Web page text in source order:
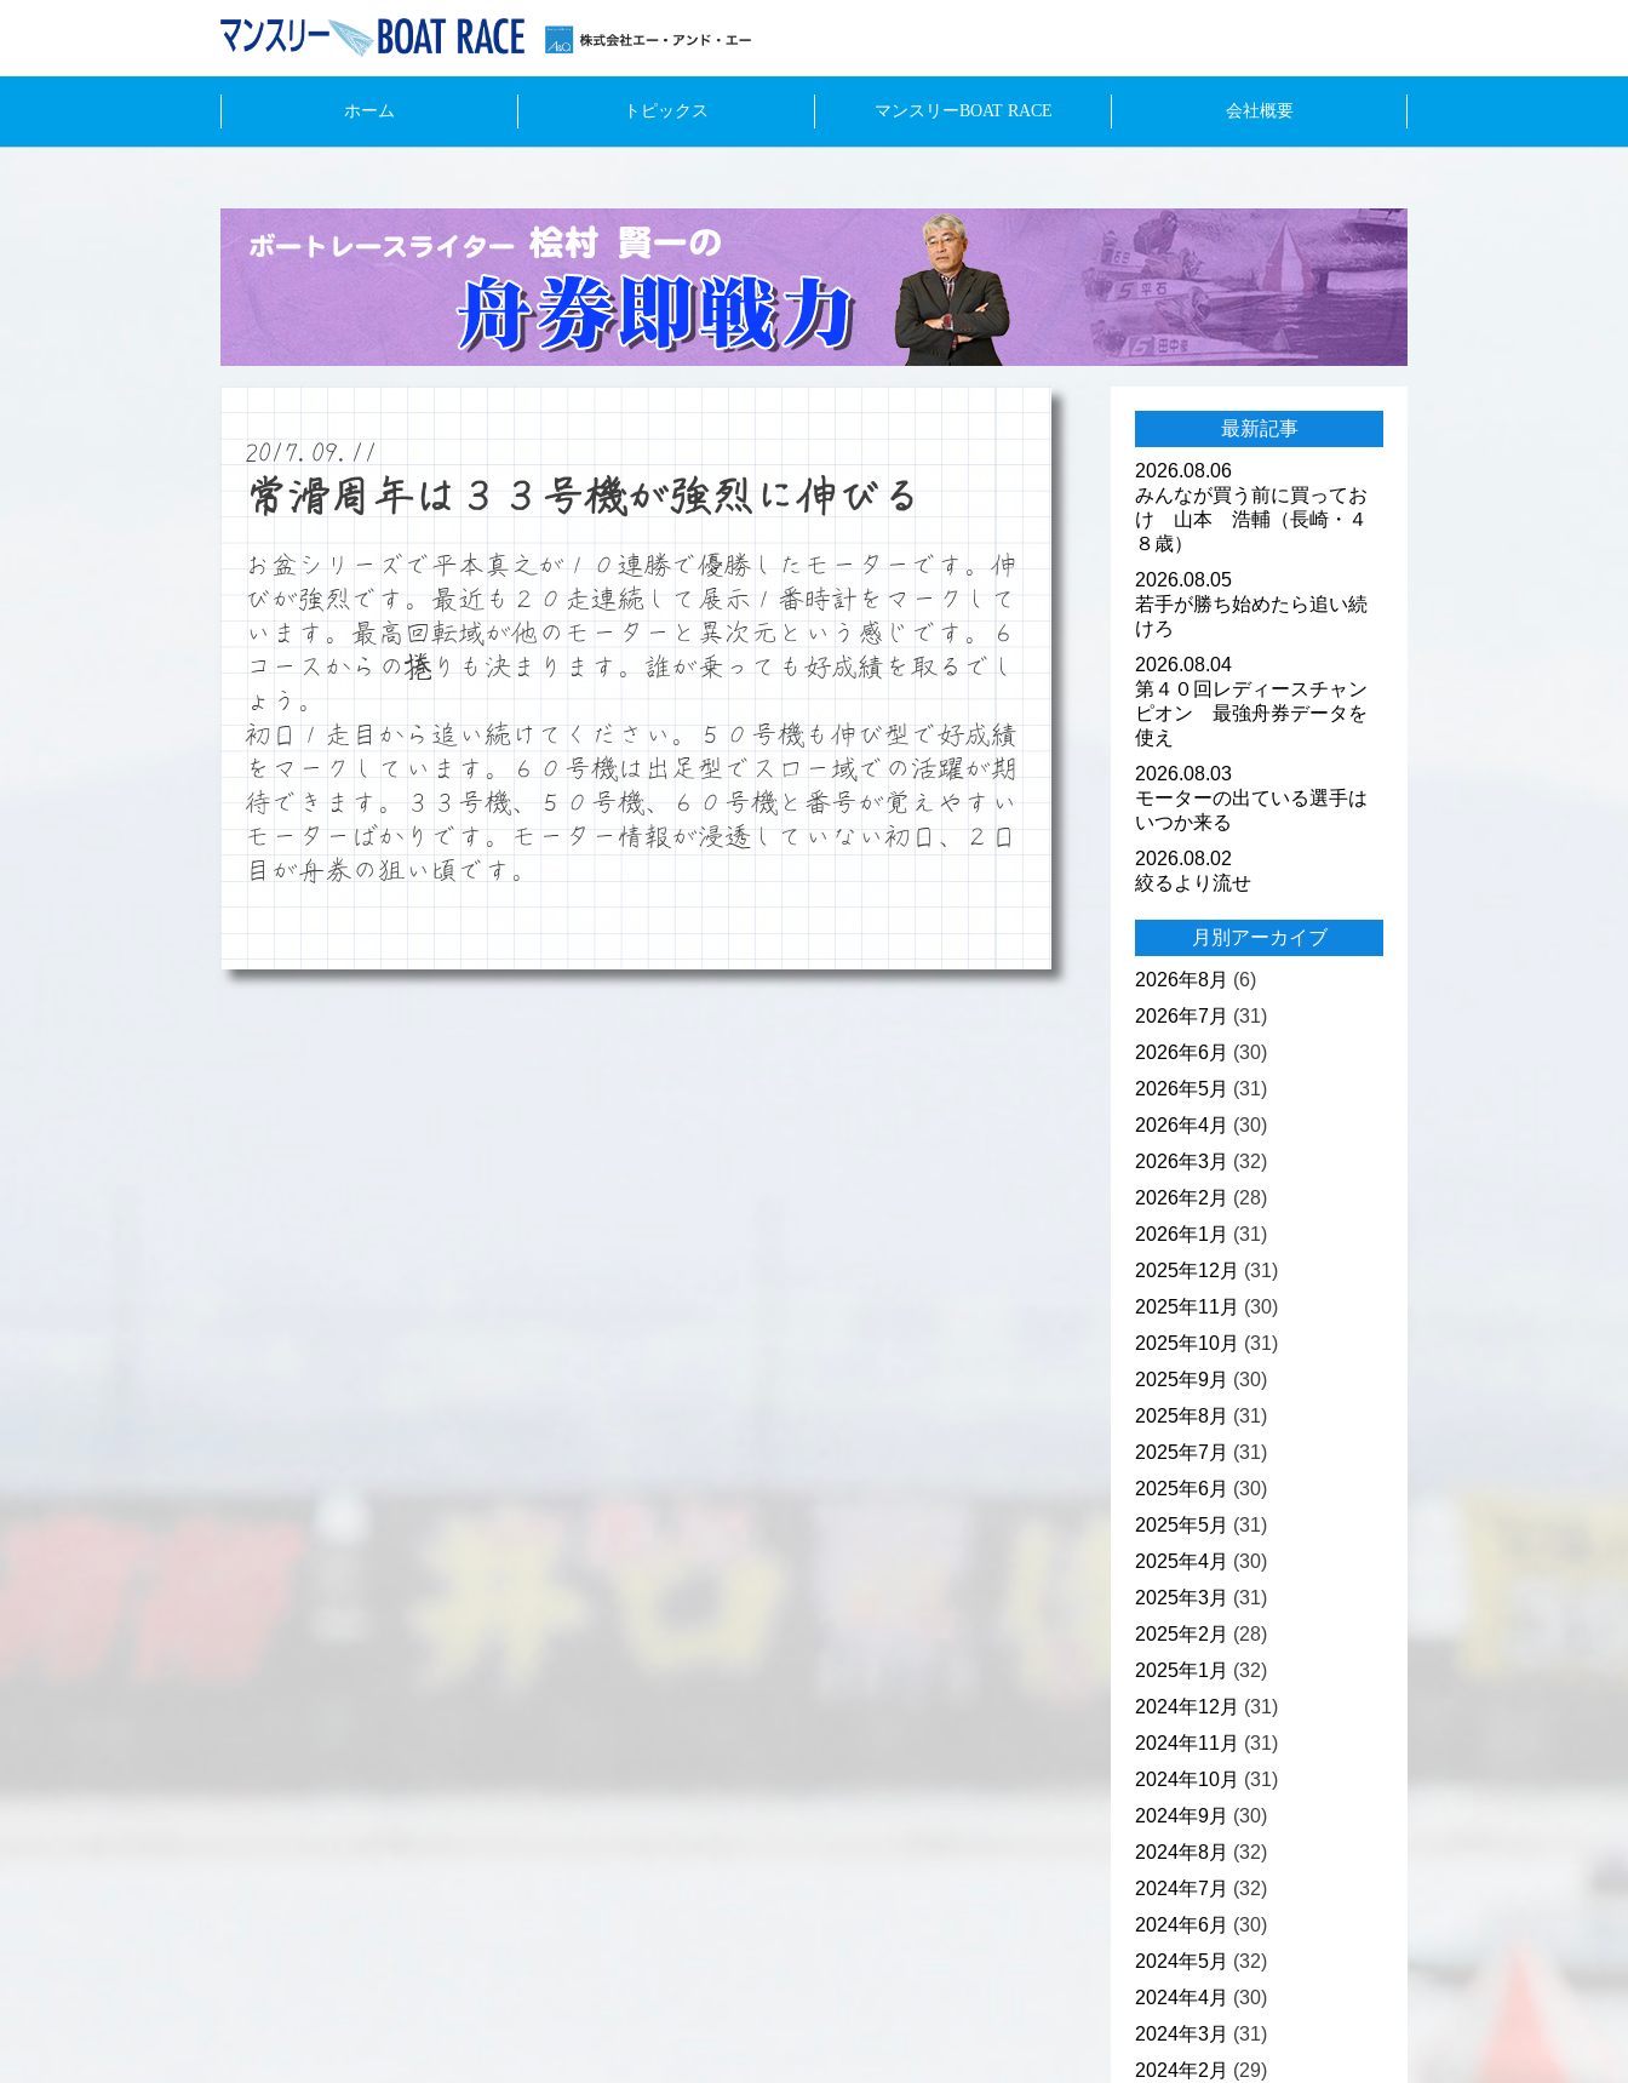
ホーム トピックス マンスリーBOAT RACE 会社概要
2017.09.11
常滑周年は３３号機が強烈に伸びる
お盆シリーズで平本真之が１０連勝で優勝したモーターです。伸
びが強烈です。最近も２０走連続して展示１番時計をマークして
います。最高回転域が他のモーターと異次元という感じです。６
コースからの捲りも決まります。誰が乗っても好成績を取るでし
ょう。
初日１走目から追い続けてください。５０号機も伸び型で好成績
をマークしています。６０号機は出足型でスロー域での活躍が期
待できます。３３号機、５０号機、６０号機と番号が覚えやすい
モーターばかりです。モーター情報が浸透していない初日、２日
目が舟券の狙い頃です。
最新記事
2026.08.06
みんなが買う前に買ってお
け 山本 浩輔（長崎・４
８歳）
2026.08.05
若手が勝ち始めたら追い続
けろ
2026.08.04
第４０回レディースチャン
ピオン 最強舟券データを
使え
2026.08.03
モーターの出ている選手は
いつか来る
2026.08.02
絞るより流せ
月別アーカイブ
2026年8月 (6)
2026年7月 (31)
2026年6月 (30)
2026年5月 (31)
2026年4月 (30)
2026年3月 (32)
2026年2月 (28)
2026年1月 (31)
2025年12月 (31)
2025年11月 (30)
2025年10月 (31)
2025年9月 (30)
2025年8月 (31)
2025年7月 (31)
2025年6月 (30)
2025年5月 (31)
2025年4月 (30)
2025年3月 (31)
2025年2月 (28)
2025年1月 (32)
2024年12月 (31)
2024年11月 (31)
2024年10月 (31)
2024年9月 (30)
2024年8月 (32)
2024年7月 (32)
2024年6月 (30)
2024年5月 (32)
2024年4月 (30)
2024年3月 (31)
2024年2月 (29)